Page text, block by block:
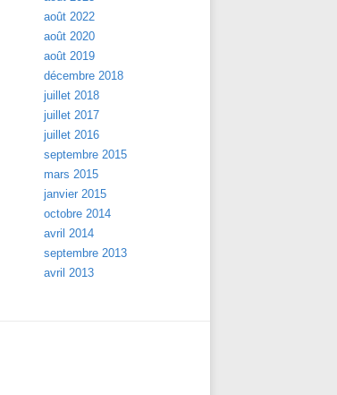
août 2022
août 2020
août 2019
décembre 2018
juillet 2018
juillet 2017
juillet 2016
septembre 2015
mars 2015
janvier 2015
octobre 2014
avril 2014
septembre 2013
avril 2013